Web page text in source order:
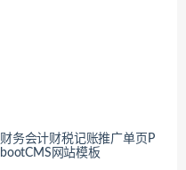
财务会计财税记账推广单页P
bootCMS网站模板